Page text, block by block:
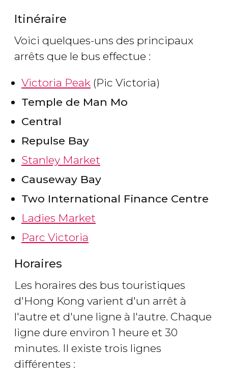
Itinéraire
Voici quelques-uns des principaux
arrêts que le bus effectue :
Victoria Peak (Pic Victoria)
Temple de Man Mo
Central
Repulse Bay
Stanley Market
Causeway Bay
Two International Finance Centre
Ladies Market
Parc Victoria
Horaires
Les horaires des bus touristiques
d'Hong Kong varient d'un arrêt à
l'autre et d'une ligne à l'autre. Chaque
ligne dure environ 1 heure et 30
minutes. Il existe trois lignes
différentes :